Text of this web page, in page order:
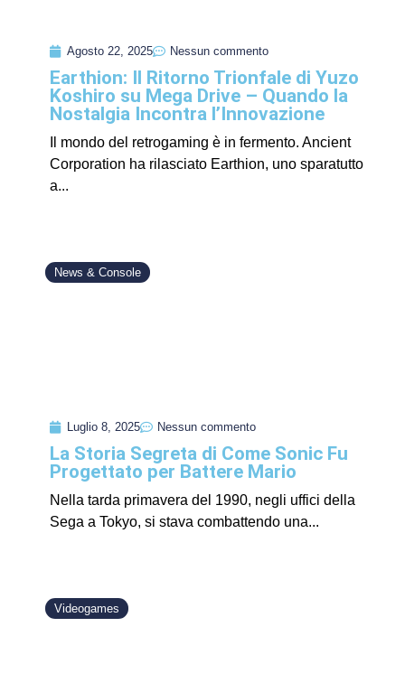
Agosto 22, 2025 Nessun commento
Earthion: Il Ritorno Trionfale di Yuzo
Koshiro su Mega Drive – Quando la
Nostalgia Incontra l’Innovazione
Il mondo del retrogaming è in fermento. Ancient
Corporation ha rilasciato Earthion, uno sparatutto
a...
News & Console
Luglio 8, 2025 Nessun commento
La Storia Segreta di Come Sonic Fu
Progettato per Battere Mario
Nella tarda primavera del 1990, negli uffici della
Sega a Tokyo, si stava combattendo una...
Videogames